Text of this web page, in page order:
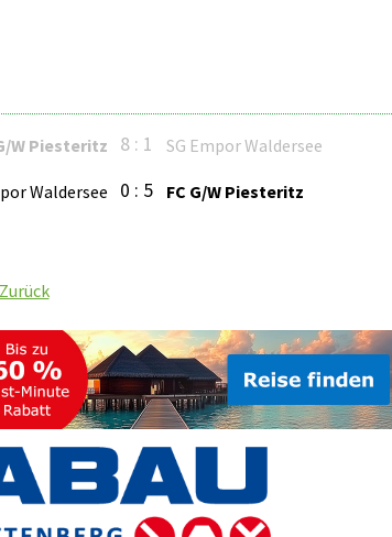
W Piesteritz 8 : 1 SG Empor Waldersee
Waldersee 0 : 5 FC G/W Piesteritz